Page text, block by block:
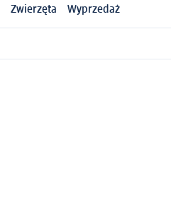
Zwierzęta Wyprzedaż